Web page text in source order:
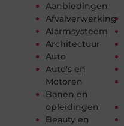
Aanbiedingen
Afvalverwerking
Alarmsysteem
Architectuur
Auto
Auto's en
Motoren
Banen en
opleidingen
Beauty en